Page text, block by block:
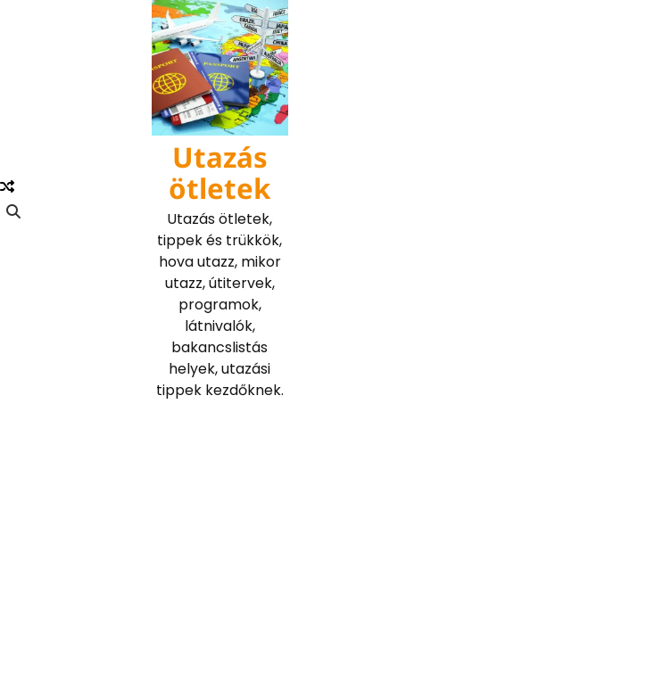
Utazás
ötletek
Utazás ötletek,
tippek és trükkök,
hova utazz, mikor
utazz, útitervek,
programok,
látnivalók,
bakancslistás
helyek, utazási
tippek kezdőknek.